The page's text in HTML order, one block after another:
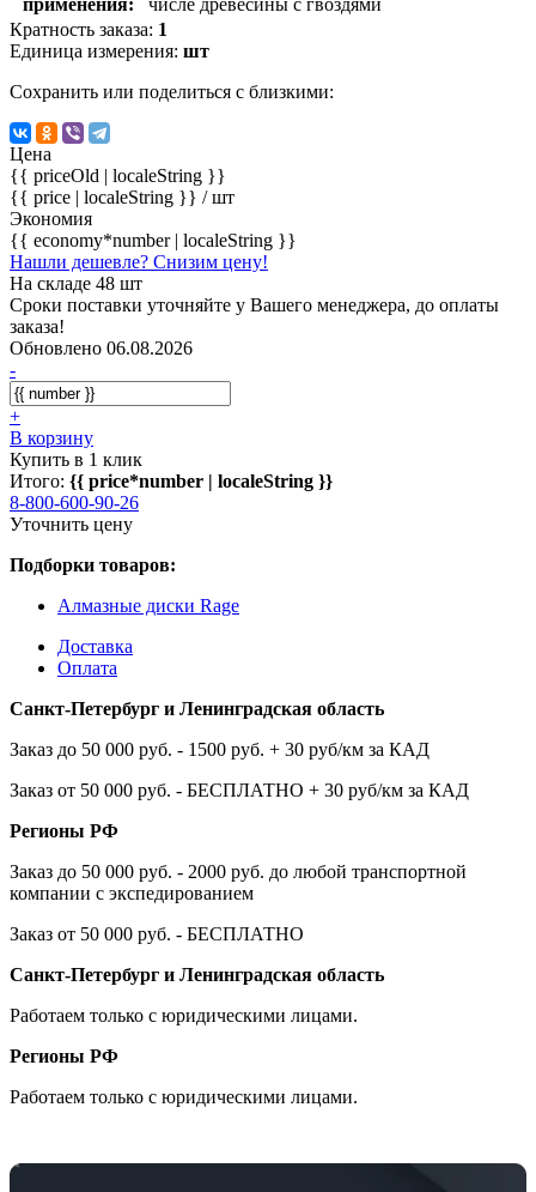
Кратность заказа: 1
Единица измерения: шт
Сохранить или поделиться с близкими:
Цена
{{ priceOld | localeString }}
{{ price | localeString }} / шт
Экономия
{{ economy*number | localeString }}
Нашли дешевле? Снизим цену!
На складе 48 шт
Сроки поставки уточняйте у Вашего менеджера, до оплаты
заказа!
Обновлено 06.08.2026
-
+
В корзину
Купить в 1 клик
Итого: {{ price*number | localeString }}
8-800-600-90-26
Уточнить цену
Подборки товаров:
Алмазные диски Rage
Доставка
Оплата
Санкт-Петербург и Ленинградская область
Заказ до 50 000 руб. - 1500 руб. + 30 руб/км за КАД
Заказ от 50 000 руб. - БЕСПЛАТНО + 30 руб/км за КАД
Регионы РФ
Заказ до 50 000 руб. - 2000 руб. до любой транспортной
компании с экспедированием
Заказ от 50 000 руб. - БЕСПЛАТНО
Санкт-Петербург и Ленинградская область
Работаем только с юридическими лицами.
Регионы РФ
Работаем только с юридическими лицами.